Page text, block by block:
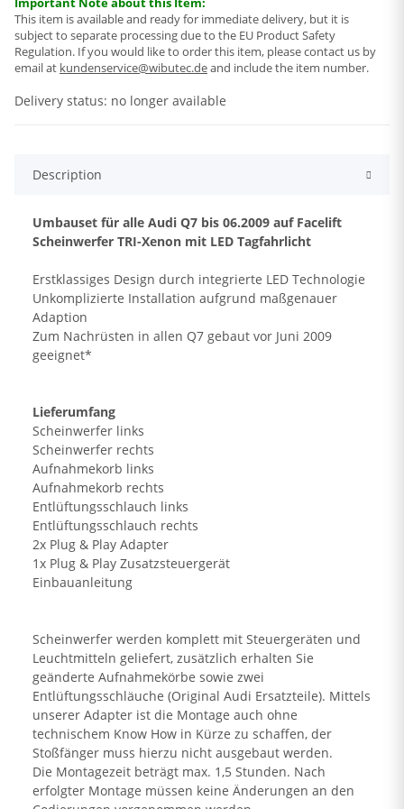
Important Note about this Item:
This item is available and ready for immediate delivery, but it is
subject to separate processing due to the EU Product Safety
Regulation. If you would like to order this item, please contact us by
email at kundenservice@wibutec.deand include the item number.
Delivery status: no longer available
Description
Umbauset für alle Audi Q7 bis 06.2009 auf Facelift
Scheinwerfer TRI-Xenon mit LED Tagfahrlicht
Erstklassiges Design durch integrierte LED Technologie
Unkomplizierte Installation aufgrund maßgenauer
Adaption
Zum Nachrüsten in allen Q7 gebaut vor Juni 2009
geeignet*
Lieferumfang
Scheinwerfer links
Scheinwerfer rechts
Aufnahmekorb links
Aufnahmekorb rechts
Entlüftungsschlauch links
Entlüftungsschlauch rechts
2x Plug & Play Adapter
1x Plug & Play Zusatzsteuergerät
Einbauanleitung
Scheinwerfer werden komplett mit Steuergeräten und
Leuchtmitteln geliefert, zusätzlich erhalten Sie
geänderte Aufnahmekörbe sowie zwei
Entlüftungsschläuche (Original Audi Ersatzteile). Mittels
unserer Adapter ist die Montage auch ohne
technischem Know How in Kürze zu schaffen, der
Stoßfänger muss hierzu nicht ausgebaut werden.
Die Montagezeit beträgt max. 1,5 Stunden. Nach
erfolgter Montage müssen keine Änderungen an den